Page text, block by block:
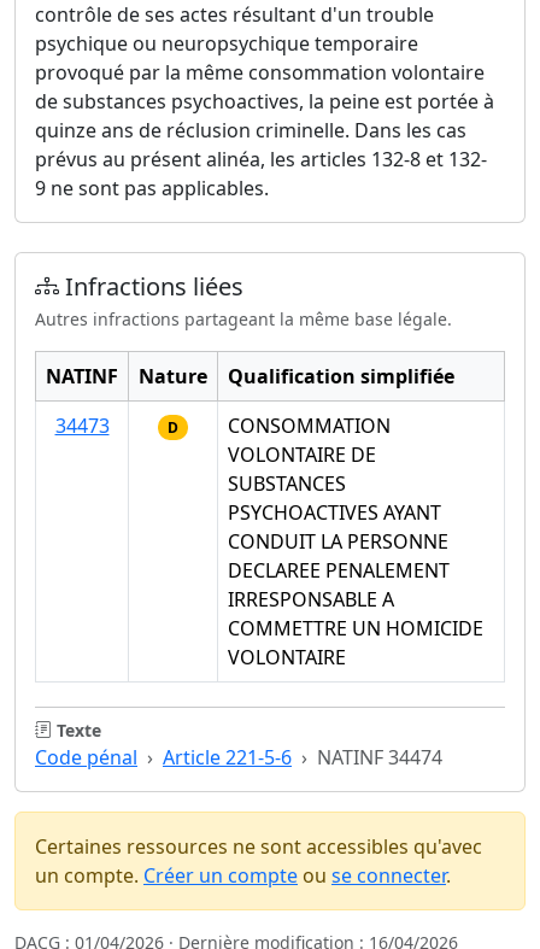
contrôle de ses actes résultant d'un trouble
psychique ou neuropsychique temporaire
provoqué par la même consommation volontaire
de substances psychoactives, la peine est portée à
quinze ans de réclusion criminelle. Dans les cas
prévus au présent alinéa, les articles 132-8 et 132-
9 ne sont pas applicables.
Infractions liées
Autres infractions partageant la même base légale.
NATINF Nature
Qualification simplifiée
34473
D
CONSOMMATION
VOLONTAIRE DE
SUBSTANCES
PSYCHOACTIVES AYANT
CONDUIT LA PERSONNE
DECLAREE PENALEMENT
IRRESPONSABLE A
COMMETTRE UN HOMICIDE
VOLONTAIRE
Texte
Code pénal Article 221-5-6 NATINF 34474
Certaines ressources ne sont accessibles qu'avec
un compte. Créer un compte ou se connecter.
DACG : 01/04/2026 · Dernière modification : 16/04/2026